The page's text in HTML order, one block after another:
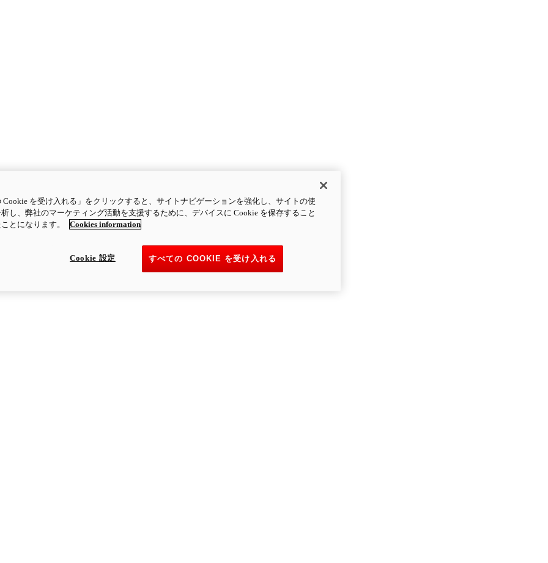
Cookie を受け入れる」をクリックすると、サイトナビゲーションを強化し、サイトの使
し、弊社のマーケティング活動を支援するために、デバイスに Cookie を保存すること
とになります。
Cookies information
すべての COOKIE を受け入れる
Cookie 設定